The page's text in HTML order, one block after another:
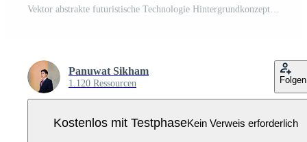
Panuwat Sikham
1.120 Ressourcen Folgen
Kostenlos mit TestphaseKein Verweis erforderlich